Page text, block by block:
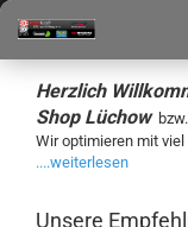
Herzlich
Shop Lüchowbzw.
Wir optimieren mit viel
....weiterlesen
Unsere